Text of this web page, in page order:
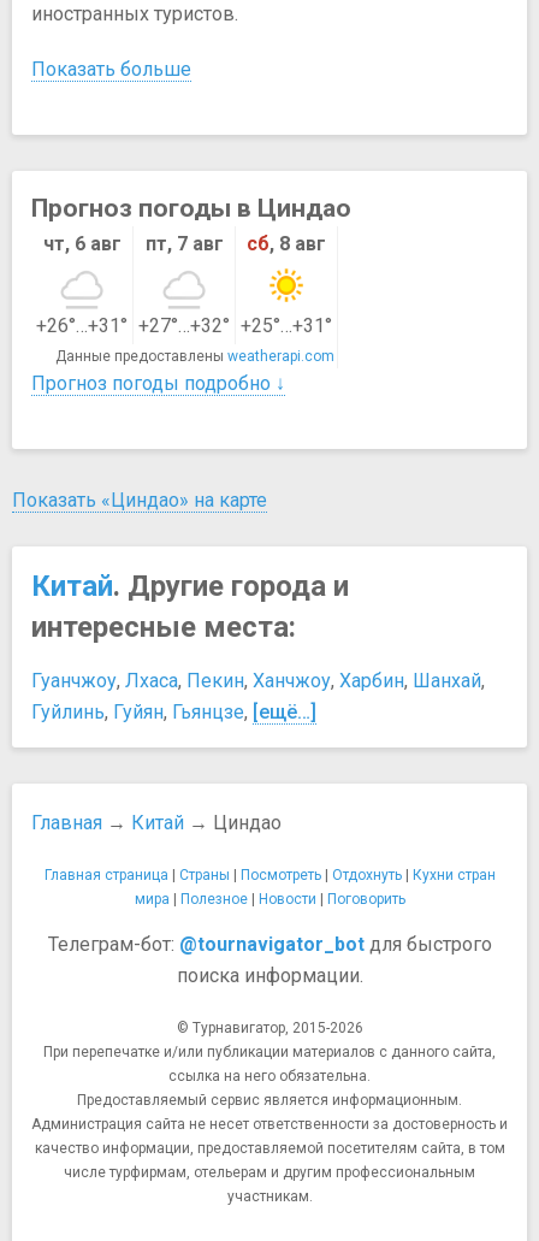
иностранных туристов.
Показать больше
Прогноз погоды в Циндао
чт, 6 авг пт, 7 авг сб, 8 авг
+26°…+31° +27°…+32° +25°…+31°
Данные предоставлены weatherapi.com
Прогноз погоды подробно ↓
Показать «Циндао» на карте
Китай. Другие города и
интересные места:
Гуанчжоу, Лхаса, Пекин, Ханчжоу, Харбин, Шанхай,
Гуйлинь, Гуйян, Гьянцзе, [ещё…]
Главная → Китай → Циндао
Главная страница | Страны | Посмотреть| Отдохнуть| Кухни стран
мира | Полезное| Новости | Поговорить
Телеграм-бот: @tournavigator_botдля быстрого
поиска информации.
© Турнавигатор, 2015-2026
При перепечатке и/или публикации материалов с данного сайта,
ссылка на него обязательна.
Предоставляемый сервис является информационным.
Администрация сайта не несет ответственности за достоверность и
качество информации, предоставляемой посетителям сайта, в том
числе турфирмам, отельерам и другим профессиональным
участникам.